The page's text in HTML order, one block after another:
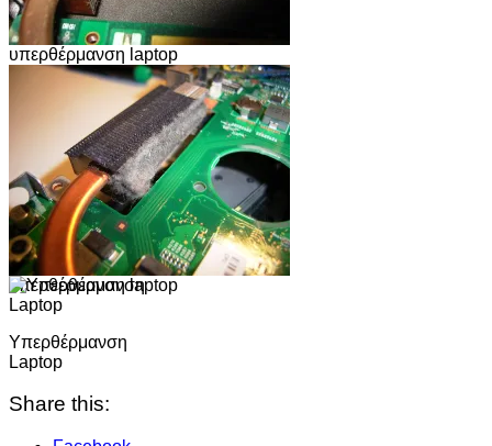
υπερθέρμανση laptop
υπερθέρμανση laptop
Υπερθέρμανση
Laptop
Share this: